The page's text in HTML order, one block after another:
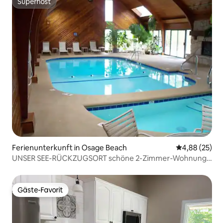
Superhost
Ferienunterkunft in Osage Beach
4,88 (25)
UNSER SEE-RÜCKZUGSORT schöne 2-Zimmer-Wohnung
Gäste-Favorit
Gäste-Favorit